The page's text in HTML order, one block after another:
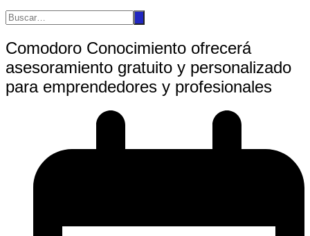
Comodoro Conocimiento ofrecerá
asesoramiento gratuito y personalizado
para emprendedores y profesionales